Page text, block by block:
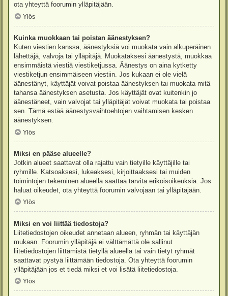
ota yhteyttä foorumin ylläpitäjään.
Ylös
Kuinka muokkaan tai poistan äänestyksen?
Kuten viestien kanssa, äänestyksiä voi muokata vain alkuperäinen
lähettäjä, valvoja tai ylläpitäjä. Muokataksesi äänestystä, muokkaa
ensimmäistä viestiä viestiketjussa. Äänestys on aina kytketty
viestiketjun ensimmäiseen viestiin. Jos kukaan ei ole vielä
äänestänyt, käyttäjät voivat poistaa äänestyksen tai muokata mitä
tahansa äänestyksen asetusta. Jos käyttäjät ovat kuitenkin jo
äänestäneet, vain valvojat tai ylläpitäjät voivat muokata tai poistaa
sen. Tämä estää äänestysvaihtoehtojen vaihtamisen kesken
äänestyksen.
Ylös
Miksi en pääse alueelle?
Jotkin alueet saattavat olla rajattu vain tietyille käyttäjille tai
ryhmille. Katsoaksesi, lukeaksesi, kirjoittaaksesi tai muiden
toimintojen tekeminen alueella saattaa tarvita erikoisoikeuksia. Jos
haluat oikeudet, ota yhteyttä foorumin valvojaan tai ylläpitäjään.
Ylös
Miksi en voi liittää tiedostoja?
Liitetiedostojen oikeudet annetaan alueen, ryhmän tai käyttäjän
mukaan. Foorumin ylläpitäjä ei välttämättä ole sallinut
liitetiedostojen liittämistä tietyllä alueella tai vain tietyt ryhmät
saattavat pystyä liittämään tiedostoja. Ota yhteyttä foorumin
ylläpitäjään jos et tiedä miksi et voi lisätä liitetiedostoja.
Ylös